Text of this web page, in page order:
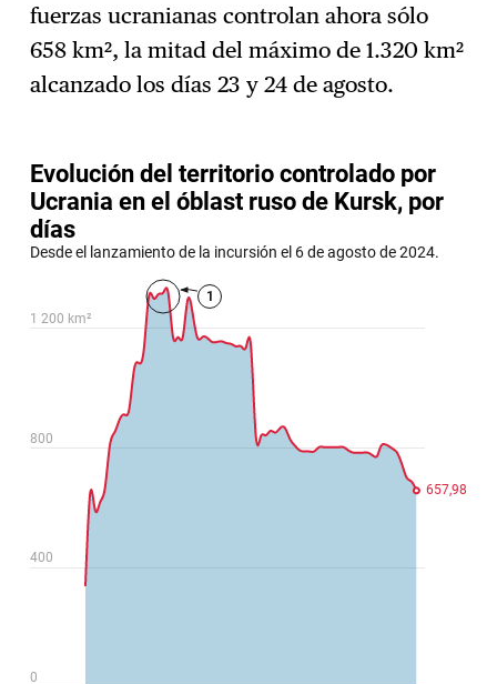
fuerzas ucranianas controlan ahora sólo
658 km², la mitad del máximo de 1.320 km²
alcanzado los días 23 y 24 de agosto.